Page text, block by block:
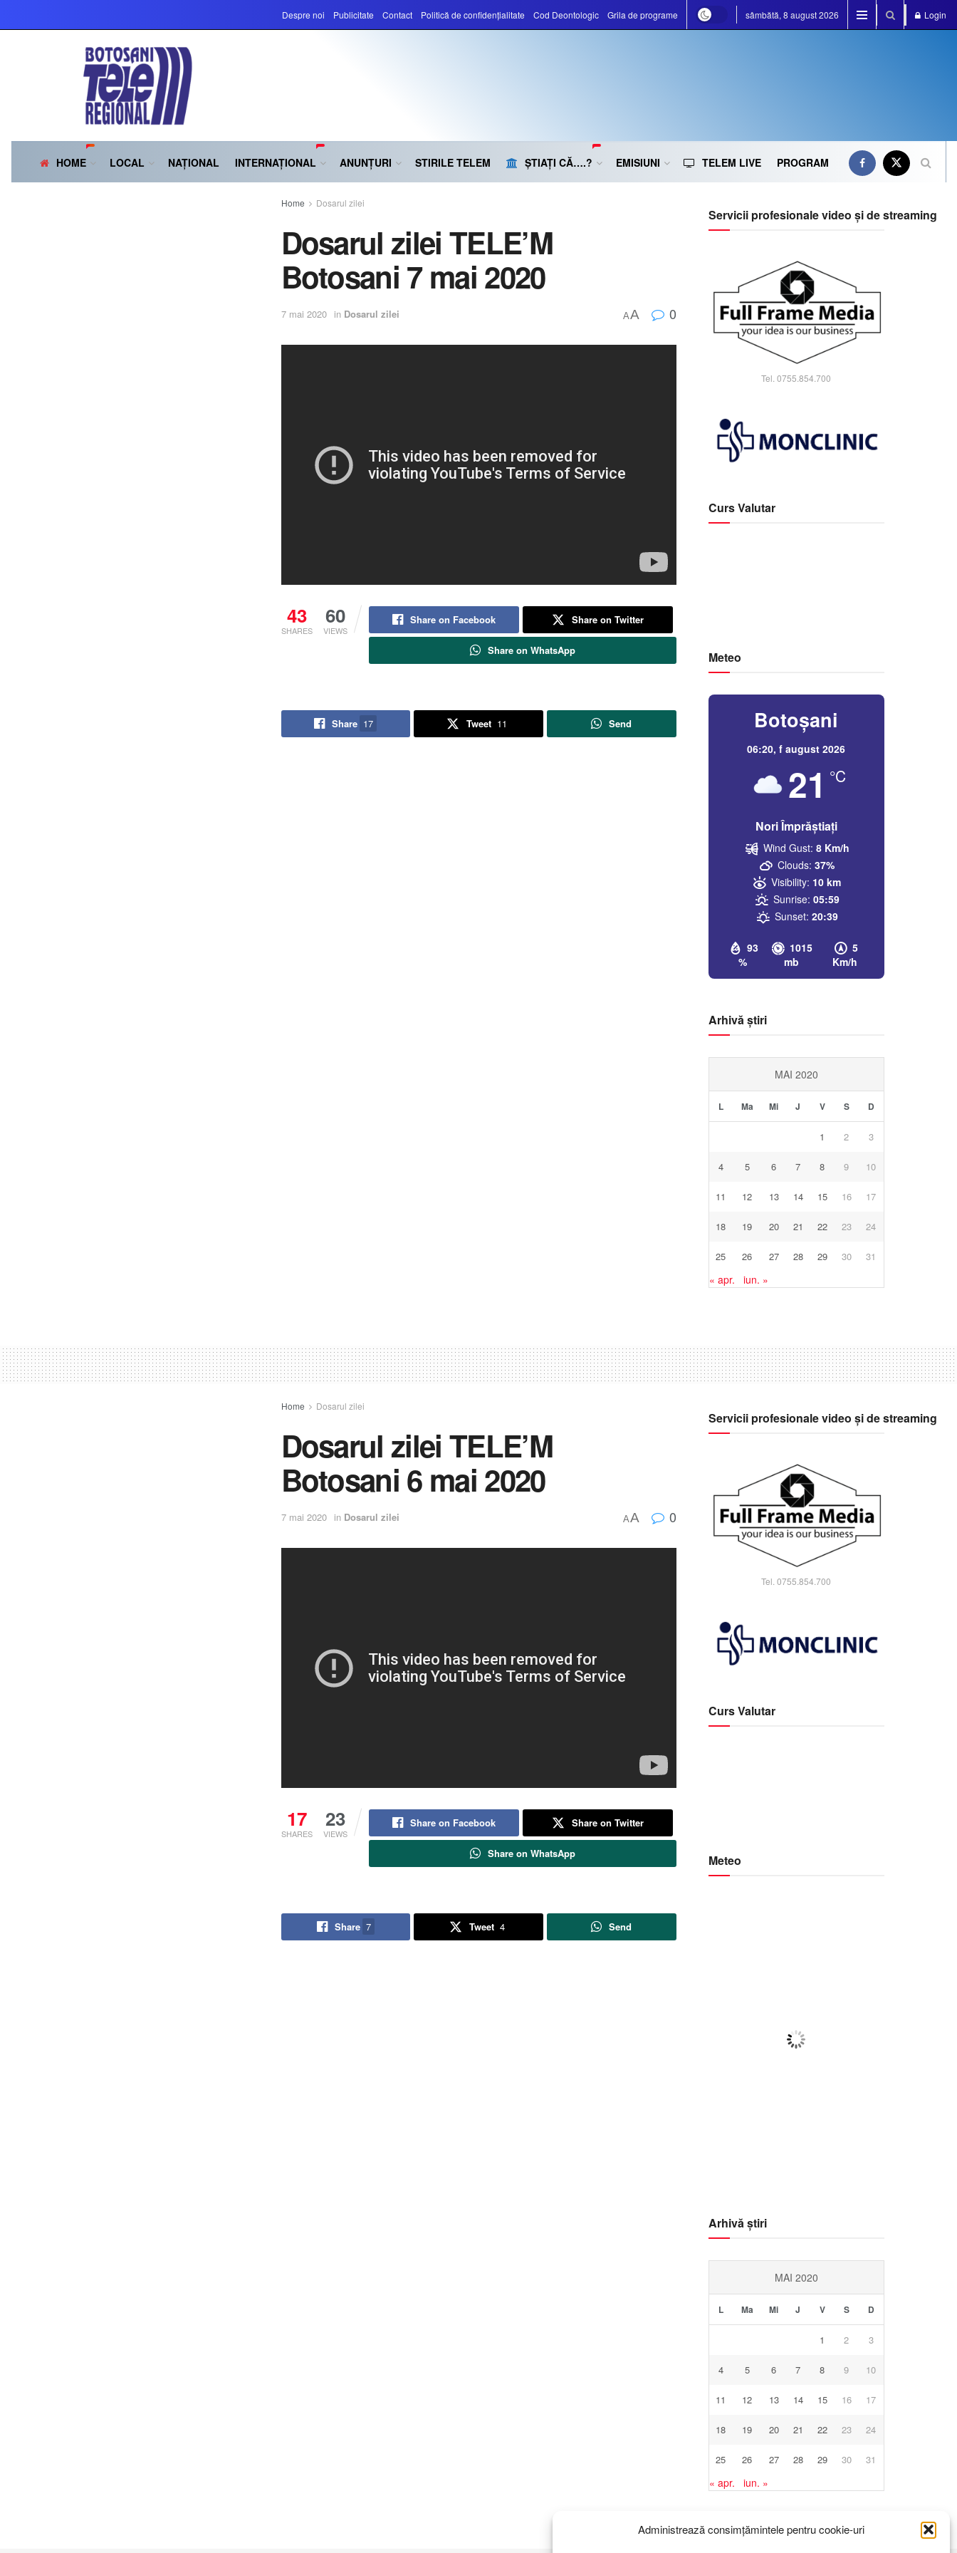
Administrează consimțămintele pentru cookie-uri
Despre noi Publicitate Contact Politică de confidențialitate Cod Deontologic Grila de programe sâmbătă, 8 august 2026 Login
HOME LOCAL NAȚIONAL INTERNAȚIONAL ANUNȚURI STIRILE TELEM ȘTIAȚI CĂ….? EMISIUNI TELEM LIVE PROGRAM
Home Dosarul zilei
Dosarul zilei TELE’M
Botosani 7 mai 2020
7 mai 2020 in Dosarul zilei AA 0
43
SHARES
60
VIEWS
Share on Facebook Share on Twitter
Share on WhatsApp
Share 17 Tweet 11 Send
Servicii profesionale video și de streaming
Tel. 0755.854.700
Curs Valutar
Meteo
Botoșani
06:20,f august 2026
21 °C
Nori Împrăștiați
93
%
1015
mb
5
Km/h
Wind Gust: 8 Km/h
Clouds: 37%
Visibility: 10 km
Sunrise: 05:59
Sunset: 20:39
Arhivă știri
MAI 2020
L Ma Mi J V S D
1 2 3
4 5 6 7 8 9 10
11 12 13 14 15 16 17
18 19 20 21 22 23 24
25 26 27 28 29 30 31
« apr. iun. »
Home Dosarul zilei
Dosarul zilei TELE’M
Botosani 6 mai 2020
7 mai 2020 in Dosarul zilei AA 0
17
SHARES
23
VIEWS
Share on Facebook Share on Twitter
Share on WhatsApp
Share 7 Tweet 4 Send
Servicii profesionale video și de streaming
Tel. 0755.854.700
Curs Valutar
Meteo
Nori Împrăștiați
Wind Gust:
Arhivă știri
MAI 2020
L Ma Mi J V S D
1 2 3
4 5 6 7 8 9 10
11 12 13 14 15 16 17
18 19 20 21 22 23 24
25 26 27 28 29 30 31
« apr. iun. »